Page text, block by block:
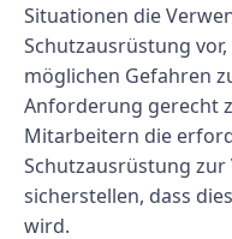
Situationen die
Schutzausrüstung
möglichen Gefahren
Anforderung gerecht
Mitarbeitern die
Schutzausrüstung
sicherstellen, dass
wird.